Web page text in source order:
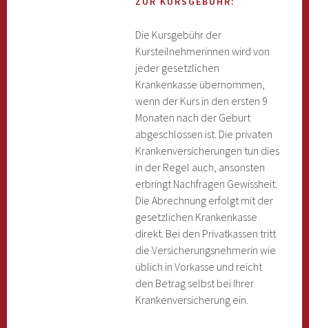
Die Kursgebühr der
Kursteilnehmerinnen wird von
jeder gesetzlichen
Krankenkasse übernommen,
wenn der Kurs in den ersten 9
Monaten nach der Geburt
abgeschlossen ist. Die privaten
Krankenversicherungen tun dies
in der Regel auch, ansonsten
erbringt Nachfragen Gewissheit.
Die Abrechnung erfolgt mit der
gesetzlichen Krankenkasse
direkt. Bei den Privatkassen tritt
die Versicherungsnehmerin wie
üblich in Vorkasse und reicht
den Betrag selbst bei Ihrer
Krankenversicherung ein.